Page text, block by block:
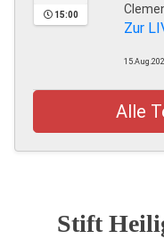
15:00
Zur
Alle
Stift